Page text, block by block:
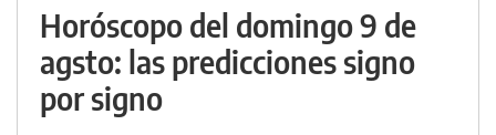
Horóscopo del domingo 9 de
agsto: las predicciones signo
por signo